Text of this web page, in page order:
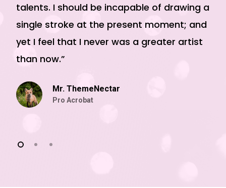
talents. I should be incapable of drawing a
single stroke at the present moment; and
yet I feel that I never was a greater artist
than now.”
Mr. ThemeNectar
Pro Acrobat